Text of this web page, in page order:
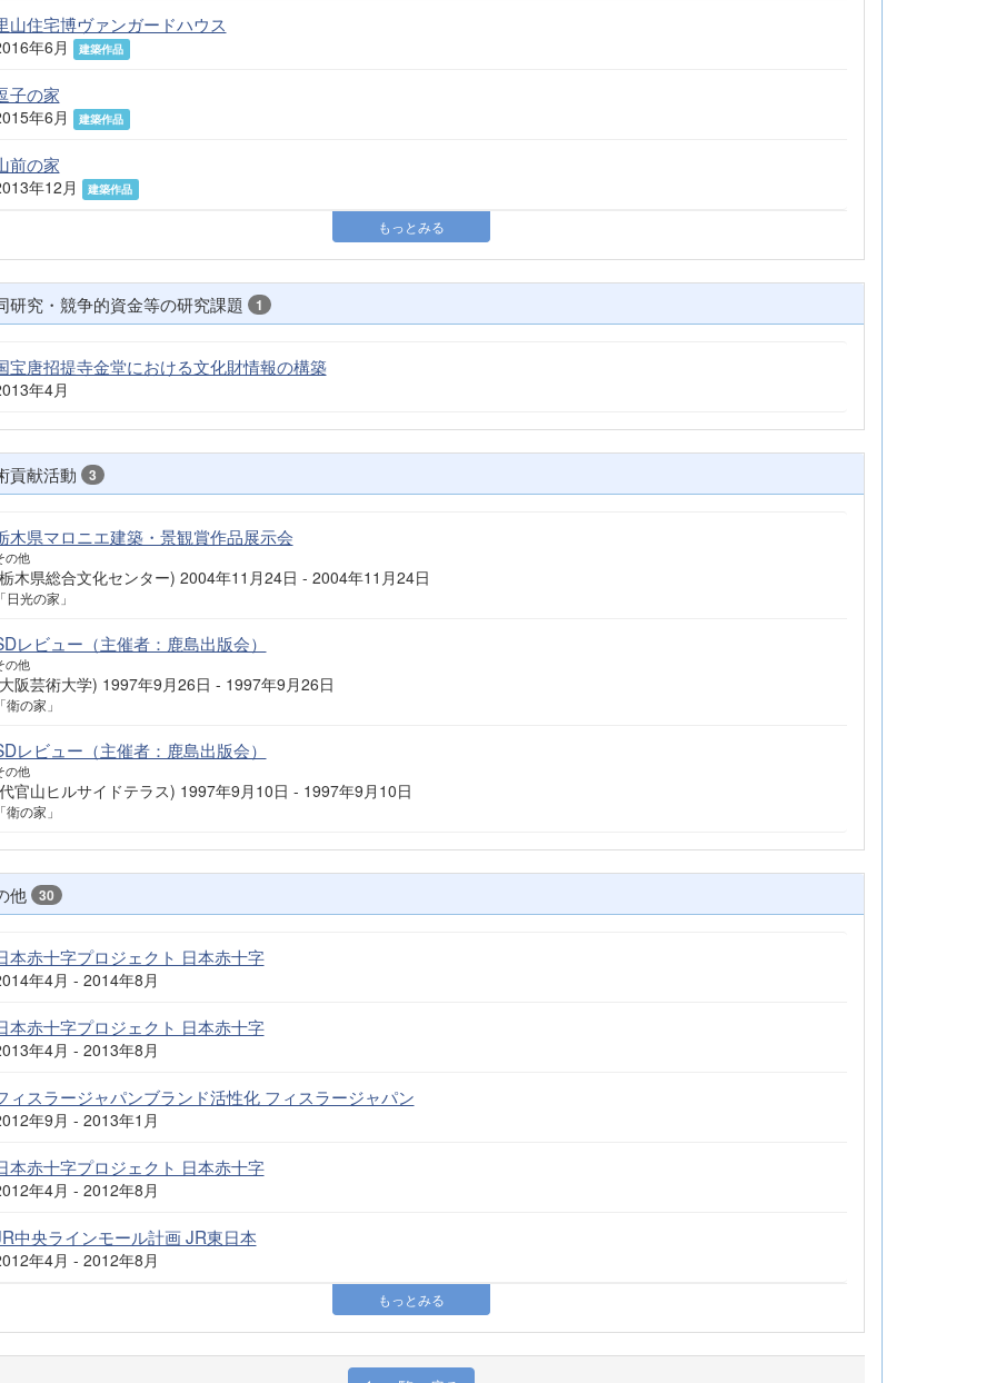
山住宅博ヴァンガードハウス
年6月 建築作品
子の家
年6月 建築作品
前の家
年12月 建築作品
もっとみる
研究・競争的資金等の研究課題 1
宝唐招提寺金堂における文化財情報の構築
年4月
貢献活動 3
木県マロニエ建築・景観賞作品展示会
の他
木県総合文化センター) 2004年11月24日 - 2004年11月24日
日光の家」
レビュー（主催者：鹿島出版会）
の他
阪芸術大学) 1997年9月26日 - 1997年9月26日
衛の家」
レビュー（主催者：鹿島出版会）
の他
官山ヒルサイドテラス) 1997年9月10日 - 1997年9月10日
衛の家」
他 30
本赤十字プロジェクト 日本赤十字
年4月 - 2014年8月
本赤十字プロジェクト 日本赤十字
年4月 - 2013年8月
ィスラージャパンブランド活性化 フィスラージャパン
年9月 - 2013年1月
本赤十字プロジェクト 日本赤十字
年4月 - 2012年8月
中央ラインモール計画 JR東日本
年4月 - 2012年8月
もっとみる